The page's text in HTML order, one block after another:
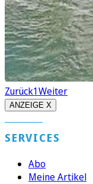
Zurück1Weiter
ANZEIGE X
SERVICES
Abo
Meine Artikel